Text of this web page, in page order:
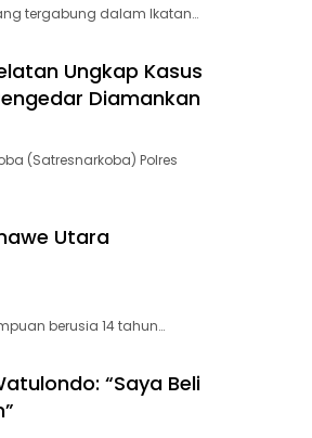
tergabung dalam Ikatan…
Ungkap Kasus
Diamankan
(Satresnarkoba) Polres
Utara
berusia 14 tahun…
“Saya Beli